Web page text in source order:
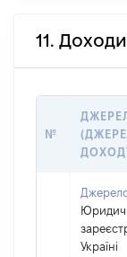
11.
№
Україні